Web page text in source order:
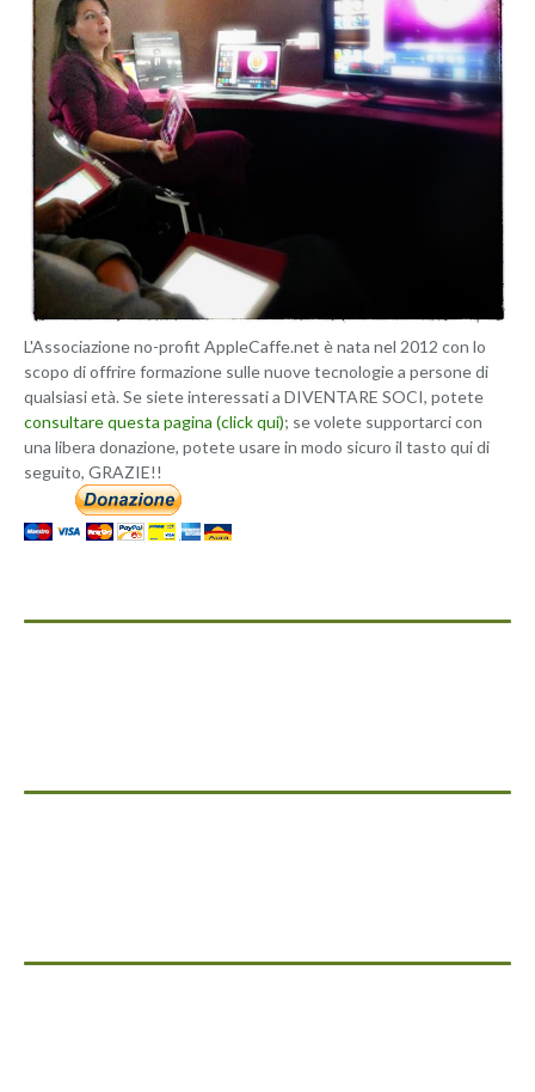
L'Associazione no-profit AppleCaffe.net è nata nel 2012 con lo
scopo di offrire formazione sulle nuove tecnologie a persone di
qualsiasi età. Se siete interessati a DIVENTARE SOCI, potete
consultare questa pagina (click qui); se volete supportarci con
una libera donazione, potete usare in modo sicuro il tasto qui di
seguito, GRAZIE!!